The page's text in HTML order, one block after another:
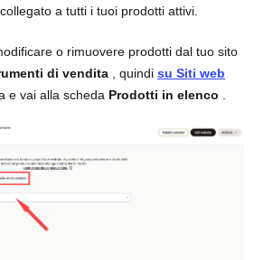
a tutti i tuoi prodotti attivi.
o rimuovere prodotti dal tuo sito
di vendita , quindi su Siti web
e vai alla scheda Prodotti in elenco